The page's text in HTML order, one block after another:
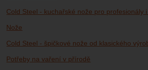
Cold Steel - kuchařské nože pro profesionály
Nože
Cold Steel - špičkové nože od klasického
Potřeby na vaření v přírodě